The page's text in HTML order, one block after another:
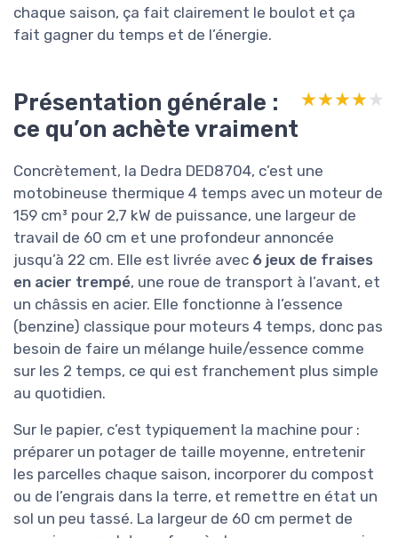
chaque saison, ça fait clairement le boulot et ça
fait gagner du temps et de l’énergie.
Présentation générale :
ce qu’on achète vraiment
★★★★★
★★★★★
Concrètement, la Dedra DED8704, c’est une
motobineuse thermique 4 temps avec un moteur de
159 cm³ pour 2,7 kW de puissance, une largeur de
travail de 60 cm et une profondeur annoncée
jusqu’à 22 cm. Elle est livrée avec 6 jeux de fraises
en acier trempé, une roue de transport à l’avant, et
un châssis en acier. Elle fonctionne à l’essence
(benzine) classique pour moteurs 4 temps, donc pas
besoin de faire un mélange huile/essence comme
sur les 2 temps, ce qui est franchement plus simple
au quotidien.
Sur le papier, c’est typiquement la machine pour :
préparer un potager de taille moyenne, entretenir
les parcelles chaque saison, incorporer du compost
ou de l’engrais dans la terre, et remettre en état un
sol un peu tassé. La largeur de 60 cm permet de